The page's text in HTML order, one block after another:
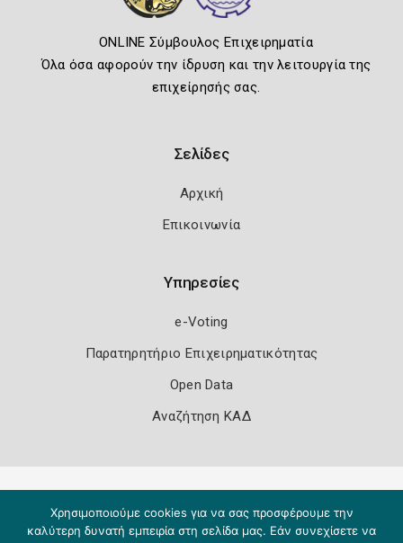
ONLINE Σύμβουλος Επιχειρηματία
Όλα όσα αφορούν την ίδρυση και την λειτουργία της
επιχείρησής σας.
Σελίδες
Αρχική
Επικοινωνία
Υπηρεσίες
e-Voting
Παρατηρητήριο Επιχειρηματικότητας
Open Data
Αναζήτηση ΚΑΔ
Χρησιμοποιούμε cookies για να σας προσφέρουμε την
καλύτερη δυνατή εμπειρία στη σελίδα μας. Εάν συνεχίσετε να
Copyright 2026 Knowledge A.E.